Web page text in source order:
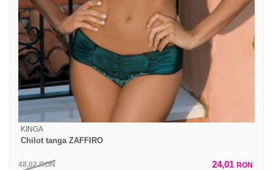
KINGA
Chilot tanga ZAFFIRO
48,02RON 24,01 RON